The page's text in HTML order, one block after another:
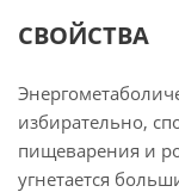
СВОЙСТВА
избирательно,
пищеварения и
угнетается